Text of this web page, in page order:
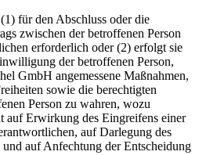
für den Abschluss oder die
zwischen der betroffenen Person
erforderlich oder (2) erfolgt sie
der betroffenen Person,
GmbH angemessene Maßnahmen,
sowie die berechtigten
Person zu wahren, wozu
auf Erwirkung des Eingreifens einer
auf Darlegung des
und auf Anfechtung der Entscheidung